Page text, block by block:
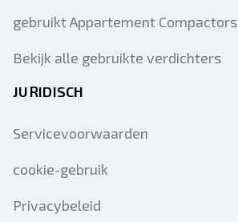
gebruikt Appartement Compactors
Bekijk alle gebruikte verdichters
JURIDISCH
Servicevoorwaarden
cookie-gebruik
Privacybeleid